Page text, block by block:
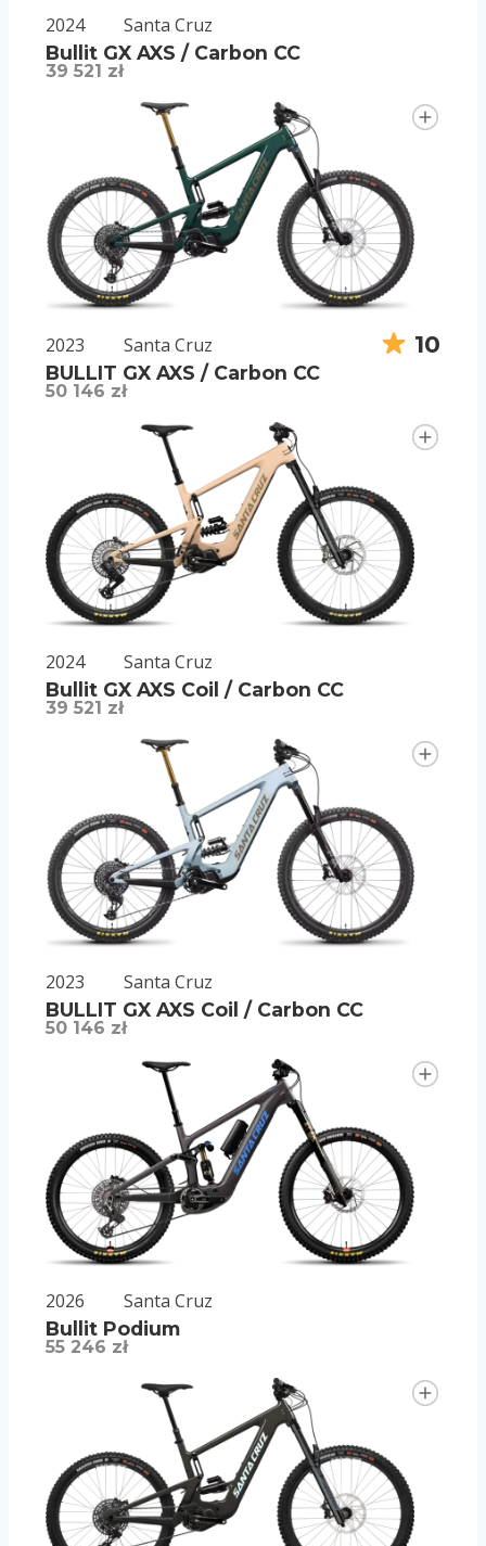
2024 Santa Cruz
Bullit GX AXS / Carbon CC
39 521 zł
2023 Santa Cruz 10
BULLIT GX AXS / Carbon CC
50 146 zł
2024 Santa Cruz
Bullit GX AXS Coil / Carbon CC
39 521 zł
2023 Santa Cruz
BULLIT GX AXS Coil / Carbon CC
50 146 zł
2026 Santa Cruz
Bullit Podium
55 246 zł